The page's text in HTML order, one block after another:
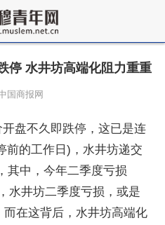
停 水井坊高端化阻力重重
国商报网
盘不久即跌停，这已是连
前的工作日)，水井坊递交
其中，今年二季度亏损
水井坊二季度亏损，或是
而在这背后，水井坊高端化